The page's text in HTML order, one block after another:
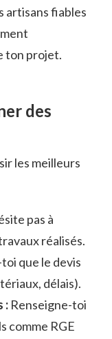
artisans fiables
ton projet.
des
les meilleurs
pas à
réalisés.
que le devis
délais).
: Renseigne-toi
comme RGE